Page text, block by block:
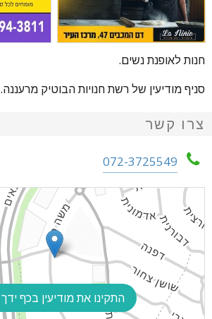
חנות לאופנת נשים.
סניף מודיעין של רשת חנויות הבוטיק מרעננה.
צרו קשר
072-3725549
התקינו את מודיעין בכף ידך